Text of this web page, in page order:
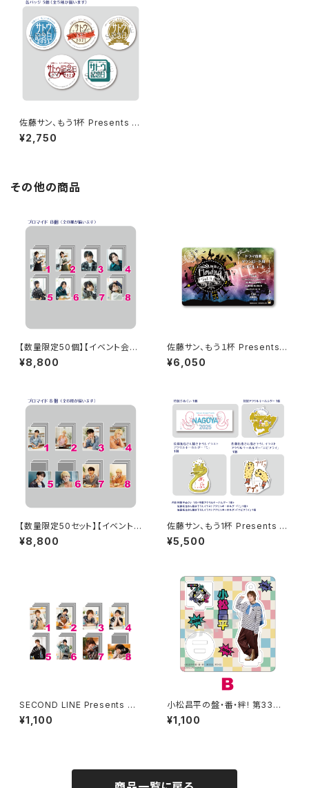
佐藤サン、もう1杯 Presents サ
トウ記念日 2021 開催記念 缶バ
ッジセット
¥2,750
その他の商品
【数量限定50個】【イベント会場
特典付き】SECOND LINE Pre
sents みんなに会いに行くよ!
¥8,800
佐藤サン、もう１杯 Presents
朗読CD Flowing Vol.9 ドラマ
音源ダウンロード用シリアルコ
¥6,050
【数量限定50セット】【イベント
会場特典付き】SECOND LINE
Presents みんなに会いに行く
¥8,800
佐藤サン、もう1杯 Presents み
んなに会いに行くよ！IN 名古屋
グッズセット
¥5,500
SECOND LINE Presents み
んなに会いに行くよ! 第30回 in
静岡 ブロマイド ※ランダム販
¥1,100
小松昌平の盤・番・絆! 第33回、
第34回 アクリルスタンド B
¥1,100